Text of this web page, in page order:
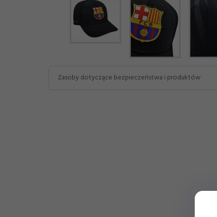
Zasoby dotyczące bezpieczeństwa i produktów